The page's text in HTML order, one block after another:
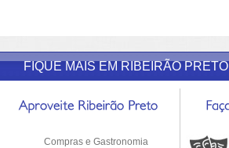
FIQUE MAIS EM RIBEIRÃO PRETO
Compras e Gastronomia